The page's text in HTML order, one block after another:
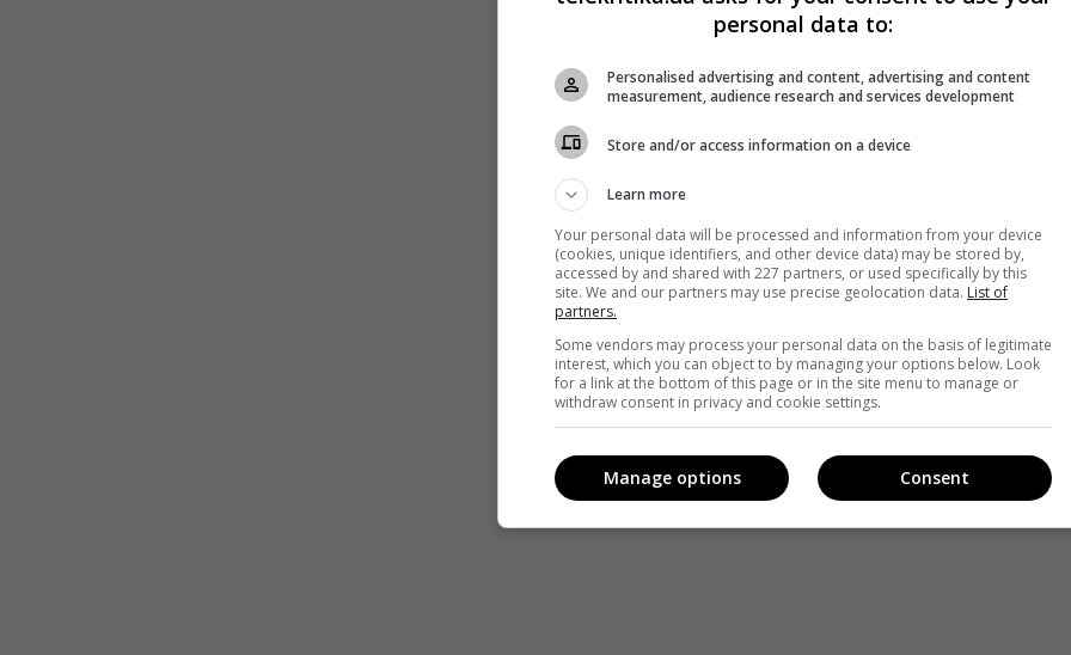
personal data to:
Personalised advertising and content, advertising and content
measurement, audience research and services development
Store and/or access information on a device
Learn more
Your personal data will be processed and information from your device
(cookies, unique identifiers, and other device data) may be stored by,
accessed by and shared with 227 partners, or used specifically by this
site. We and our partners may use precise geolocation data. List of
partners.
Some vendors may process your personal data on the basis of legitimate
interest, which you can object to by managing your options below. Look
for a link at the bottom of this page or in the site menu to manage or
withdraw consent in privacy and cookie settings.
Consent
Manage options